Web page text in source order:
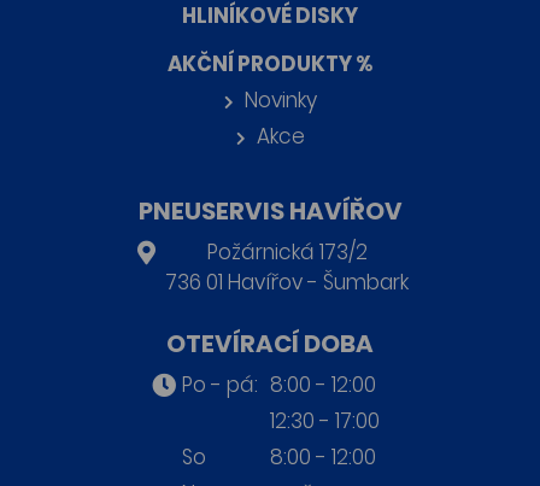
HLINÍKOVÉ DISKY
AKČNÍ PRODUKTY %
Novinky
Akce
PNEUSERVIS HAVÍŘOV
Požárnická 173/2
736 01 Havířov - Šumbark
OTEVÍRACÍ DOBA
Po - pá: 8:00 - 12:00
12:30 - 17:00
So
8:00 - 12:00